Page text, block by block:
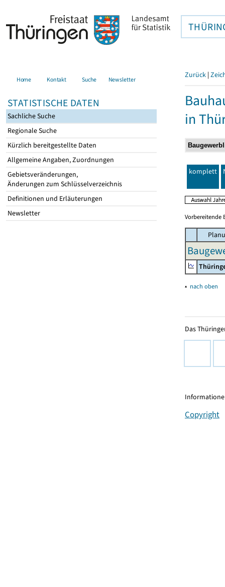
Home Kontakt Suche Newsletter
STATISTISCHE DATEN
Sachliche Suche
Regionale Suche
Kürzlich bereitgestellte Daten
Allgemeine Angaben, Zuordnungen
Gebietsveränderungen,
Änderungen zum Schlüsselverzeichnis
Definitionen und Erläuterungen
Newsletter
Zurück |
in
komplett
Vorbereitende
▴ nach oben
Das
Copyright